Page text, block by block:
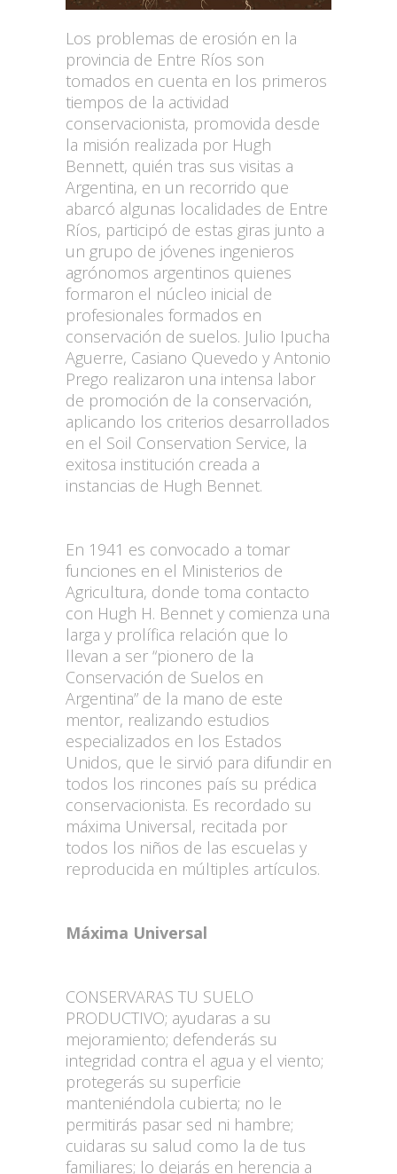
Los problemas de erosión en la
provincia de Entre Ríos son
tomados en cuenta en los primeros
tiempos de la actividad
conservacionista, promovida desde
la misión realizada por Hugh
Bennett, quién tras sus visitas a
Argentina, en un recorrido que
abarcó algunas localidades de Entre
Ríos, participó de estas giras junto a
un grupo de jóvenes ingenieros
agrónomos argentinos quienes
formaron el núcleo inicial de
profesionales formados en
conservación de suelos. Julio Ipucha
Aguerre, Casiano Quevedo y Antonio
Prego realizaron una intensa labor
de promoción de la conservación,
aplicando los criterios desarrollados
en el Soil Conservation Service, la
exitosa institución creada a
instancias de Hugh Bennet.
En 1941 es convocado a tomar
funciones en el Ministerios de
Agricultura, donde toma contacto
con Hugh H. Bennet y comienza una
larga y prolífica relación que lo
llevan a ser “pionero de la
Conservación de Suelos en
Argentina” de la mano de este
mentor, realizando estudios
especializados en los Estados
Unidos, que le sirvió para difundir en
todos los rincones país su prédica
conservacionista. Es recordado su
máxima Universal, recitada por
todos los niños de las escuelas y
reproducida en múltiples artículos.
Máxima Universal
CONSERVARAS TU SUELO
PRODUCTIVO; ayudaras a su
mejoramiento; defenderás su
integridad contra el agua y el viento;
protegerás su superficie
manteniéndola cubierta; no le
permitirás pasar sed ni hambre;
cuidaras su salud como la de tus
familiares; lo dejarás en herencia a